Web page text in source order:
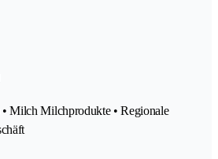
• Milch Milchprodukte • Regionale